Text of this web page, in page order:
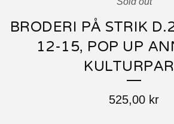
BRODERI PÅ STRIK
12-15, POP UP
525,00 kr